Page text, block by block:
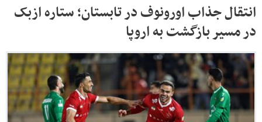
انتقال جذاب اورونوف در تابستان؛ ستاره ازبک
در مسیر بازگشت به اروپا